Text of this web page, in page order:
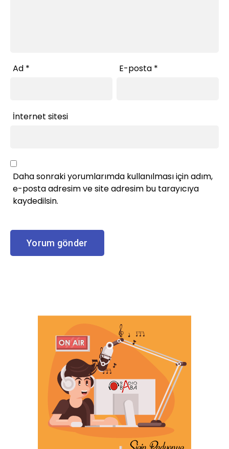
Ad * E-posta *
İnternet sitesi
Daha sonraki yorumlarımda kullanılması için adım,
e-posta adresim ve site adresim bu tarayıcıya
kaydedilsin.